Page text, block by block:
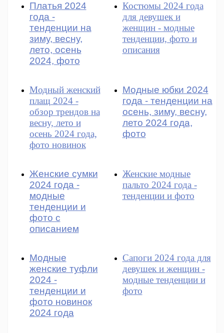
Платья 2024
года -
тенденции на
зиму, весну,
лето, осень
2024, фото
Костюмы 2024 года
для девушек и
женщин - модные
тенденции, фото и
описания
Модный женский
плащ 2024 -
обзор трендов на
весну, лето и
осень 2024 года,
фото новинок
Модные юбки 2024
года - тенденции на
осень, зиму, весну,
лето 2024 года,
фото
Женские сумки
2024 года -
модные
тенденции и
фото с
описанием
Женские модные
пальто 2024 года -
тенденции и фото
Модные
женские туфли
2024 -
тенденции и
фото новинок
2024 года
Сапоги 2024 года для
девушек и женщин -
модные тенденции и
фото